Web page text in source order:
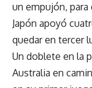
un empujón, para
Japón apoyó
quedar en tercer
Un doblete en la
Australia en